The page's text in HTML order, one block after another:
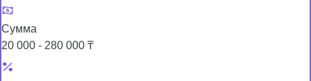
Сумма
20 000 - 280 000 ₸